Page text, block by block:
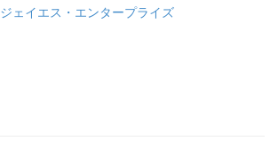
ジェイエス・エンタープライズ